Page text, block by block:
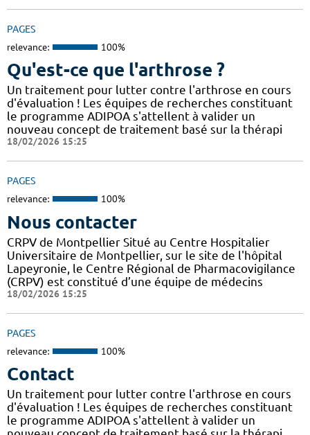
PAGES
relevance: 100%
Qu'est-ce que l'arthrose ?
Un traitement pour lutter contre l'arthrose en cours
d'évaluation ! Les équipes de recherches constituant
le programme ADIPOA s'attellent à valider un
nouveau concept de traitement basé sur la thérapi
18/02/2026 15:25
PAGES
relevance: 100%
Nous contacter
CRPV de Montpellier Situé au Centre Hospitalier
Universitaire de Montpellier, sur le site de l'hôpital
Lapeyronie, le Centre Régional de Pharmacovigilance
(CRPV) est constitué d’une équipe de médecins
18/02/2026 15:25
PAGES
relevance: 100%
Contact
Un traitement pour lutter contre l'arthrose en cours
d'évaluation ! Les équipes de recherches constituant
le programme ADIPOA s'attellent à valider un